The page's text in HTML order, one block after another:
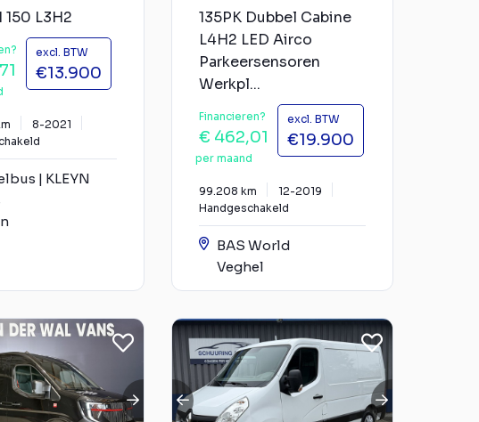
150 L3H2
excl. BTW
€13.900
8-2021
| KLEYN
135PK Dubbel Cabine
L4H2 LED Airco
Parkeersensoren
Werkpl...
Financieren?
€ 462,01
per maand
excl. BTW
€19.900
99.208 km
12-2019
Handgeschakeld
BAS World
Veghel